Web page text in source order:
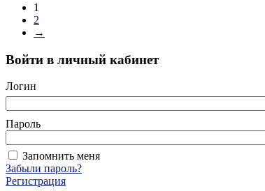
1
2
→
Войти в личный кабинет
Логин
Пароль
Запомнить меня
Забыли пароль?
Регистрация